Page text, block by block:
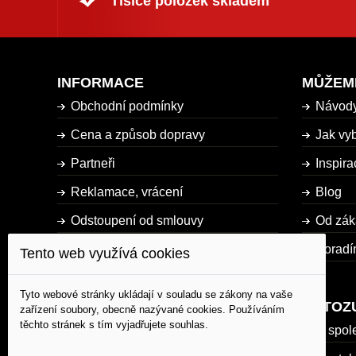
INFORMACE
Obchodní podmínky
Cena a způsob dopravy
Partneři
Reklamace, vrácení
Odstoupení od smlouvy
Dostupnost zboží
Mapa stránky
Jak
Blog
Od
O
Tento web využívá cookies
Tyto webové stránky ukládají v souladu se zákony na vaše
zařízení soubory, obecně nazývané cookies. Používáním
těchto stránek s tím vyjadřujete souhlas.